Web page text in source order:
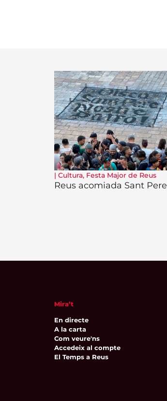
| Cultura, Festa Major de Reus
Reus acomiada Sant Pere
Mira’t
En directe
A la carta
Com veure'ns
Accedeix al compte
El Temps a Reus